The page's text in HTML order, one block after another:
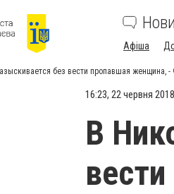
Афіша
без вести пропавшая женщина,
16:23, 22 червня 2018
В